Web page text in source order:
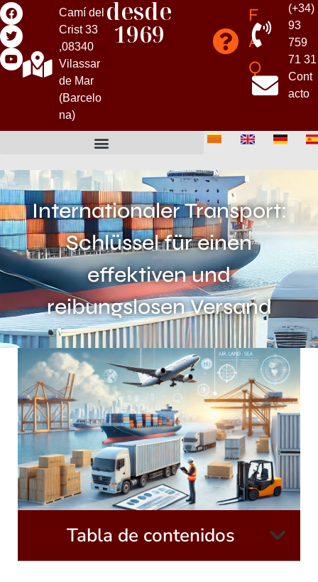
Camí del
Crist 33
,08340
Vilassar
de Mar
(Barcelo
na)
desde
1969
F
A
Q
(+34)
93
759
71 31
Cont
acto
Internationaler Transport:
Schlüssel für einen
effektiven und
reibungslosen Versand
Tabla de contenidos